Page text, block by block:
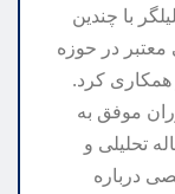
با چندین
معتبر در حوزه
کرد.
موفق به
تحلیلی و
درباره